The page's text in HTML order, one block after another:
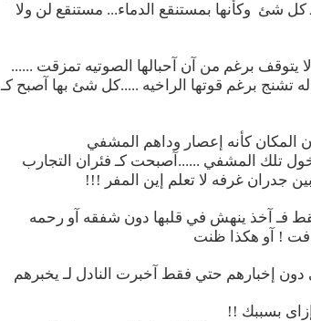
كل شئ وكأنها بمستنقع الدماء... مستنقع لن ولا
برغم من آن آحبالها الصوتيه تمزقت ......
تشنج برغم قوتها الراخيه .....كل شئ بها آصبح كـ
المكان كأنه إعصار وداهم المشفي
دخول تلك المشفي ......آصبحت كـ فئران التجارب
جدران غرفه لا تعلم إين المفر !!!
فـ آخذ ينهش في قلبها دون شفقه آو رحمه
! آو هكذا ظنت
إخبارهم حتي فقط آخبرت النادل لـ يخبرهم
بسببك !!